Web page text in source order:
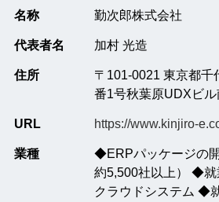
名称 勤次郎株式会社
代表者名 加村 光造
住所
〒101-0021 東京都千
番1号秋葉原UDXビ
URL https://www.kinjiro-
業種
◆ERPパッケージの
約5,500社以上） ◆就
クラウドシステム ◆